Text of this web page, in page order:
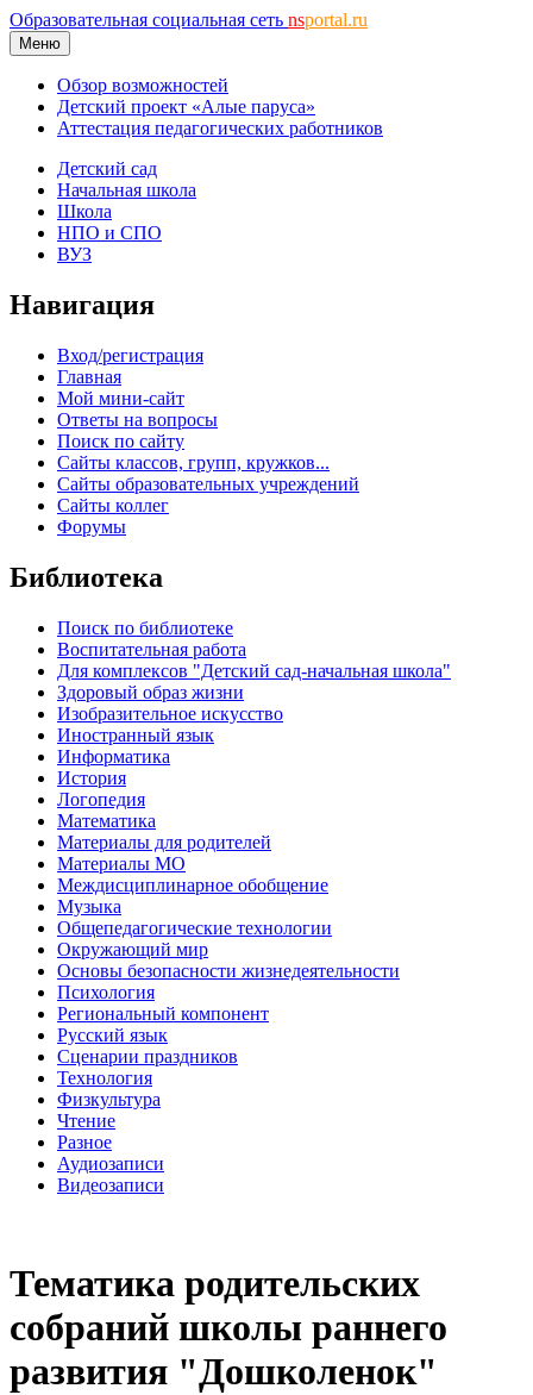
Образовательная социальная сеть nsportal.ru
Меню
Обзор возможностей
Детский проект «Алые паруса»
Аттестация педагогических работников
Детский сад
Начальная школа
Школа
НПО и СПО
ВУЗ
Навигация
Вход/регистрация
Главная
Мой мини-сайт
Ответы на вопросы
Поиск по сайту
Сайты классов, групп, кружков...
Сайты образовательных учреждений
Сайты коллег
Форумы
Библиотека
Поиск по библиотеке
Воспитательная работа
Для комплексов "Детский сад-начальная школа"
Здоровый образ жизни
Изобразительное искусство
Иностранный язык
Информатика
История
Логопедия
Математика
Материалы для родителей
Материалы МО
Междисциплинарное обобщение
Музыка
Общепедагогические технологии
Окружающий мир
Основы безопасности жизнедеятельности
Психология
Региональный компонент
Русский язык
Сценарии праздников
Технология
Физкультура
Чтение
Разное
Аудиозаписи
Видеозаписи
Тематика родительских
собраний школы раннего
развития "Дошколенок"